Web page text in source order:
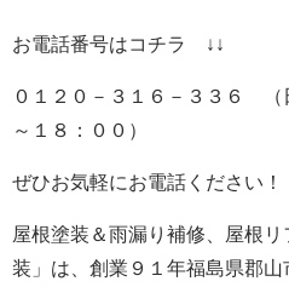
お電話番号はコチラ ↓↓
０１２０－３１６－３３６ （
～１８：００）
ぜひお気軽にお電話ください！
屋根塗装＆雨漏り補修、屋根
装」は、創業９１年福島県郡